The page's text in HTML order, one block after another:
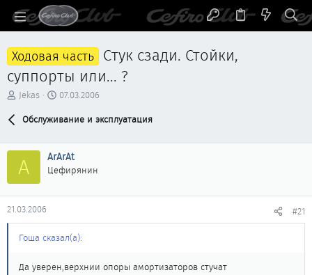
Ходовая часть Cтук сзади. Стойки,
суппорты или... ?
А
е
м
ы
Jekas
Д
т
а
ч
л
07.03.2006
Обслуживание и эксплуатация
A ArArAt
Цефирянин
21.03.2006 #21
Гоша сказал(а):
Да уверен,верхнии опоры амортизаторов стучат